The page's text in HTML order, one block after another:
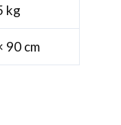
kg
90 cm